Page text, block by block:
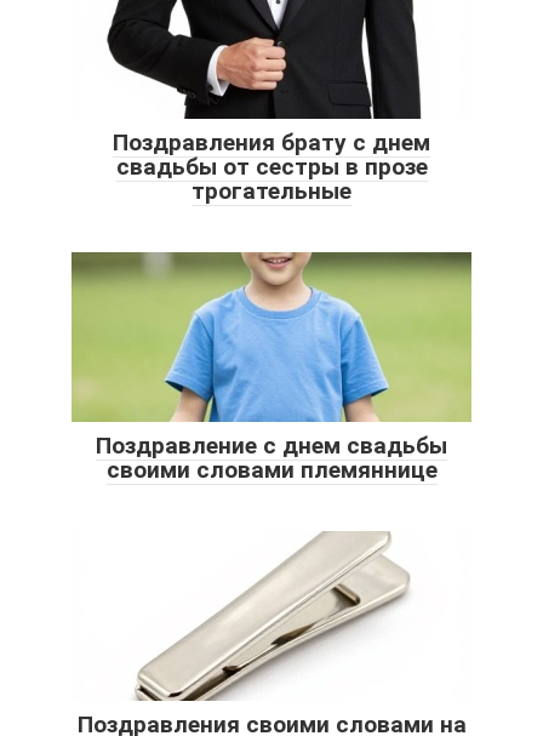
Поздравления брату с днем
свадьбы от сестры в прозе
трогательные
Поздравление с днем свадьбы
своими словами племяннице
Поздравления своими словами на